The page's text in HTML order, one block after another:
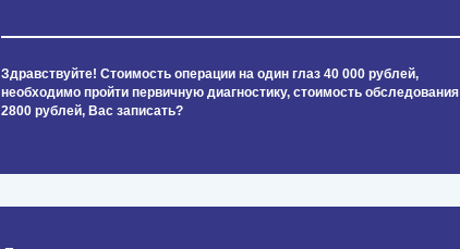
Здравствуйте! Стоимость операции на один глаз 40 000 рублей,
необходимо пройти первичную диагностику, стоимость обследования
2800 рублей, Вас записать?